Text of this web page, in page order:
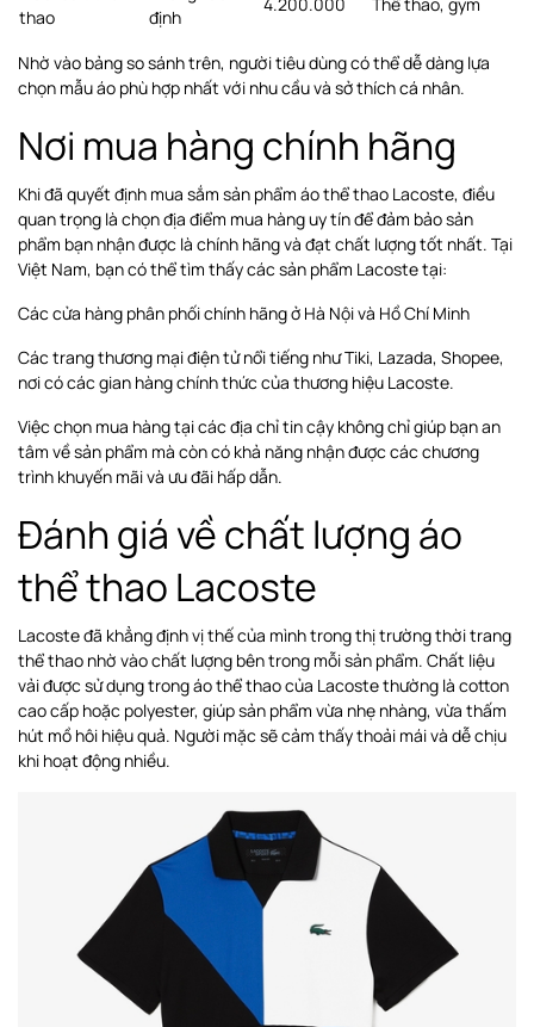
thao
định
Nhờ vào bảng so sánh trên, người tiêu dùng có thể dễ dàng lựa
chọn mẫu áo phù hợp nhất với nhu cầu và sở thích cá nhân.
Nơi mua hàng chính hãng
Khi đã quyết định mua sắm sản phẩm áo thể thao Lacoste, điều
quan trọng là chọn địa điểm mua hàng uy tín để đảm bảo sản
phẩm bạn nhận được là chính hãng và đạt chất lượng tốt nhất. Tại
Việt Nam, bạn có thể tìm thấy các sản phẩm Lacoste tại:
Các cửa hàng phân phối chính hãng ở Hà Nội và Hồ Chí Minh
Các trang thương mại điện tử nổi tiếng như Tiki, Lazada, Shopee,
nơi có các gian hàng chính thức của thương hiệu Lacoste.
Việc chọn mua hàng tại các địa chỉ tin cậy không chỉ giúp bạn an
tâm về sản phẩm mà còn có khả năng nhận được các chương
trình khuyến mãi và ưu đãi hấp dẫn.
Đánh giá về chất lượng áo
thể thao Lacoste
Lacoste đã khẳng định vị thế của mình trong thị trường thời trang
thể thao nhờ vào chất lượng bên trong mỗi sản phẩm. Chất liệu
vải được sử dụng trong áo thể thao của Lacoste thường là cotton
cao cấp hoặc polyester, giúp sản phẩm vừa nhẹ nhàng, vừa thấm
hút mồ hôi hiệu quả. Người mặc sẽ cảm thấy thoải mái và dễ chịu
khi hoạt động nhiều.